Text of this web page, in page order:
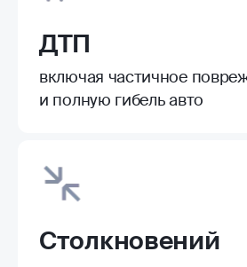
ДТП
включая частичное
и полную гибель авто
Столкновений